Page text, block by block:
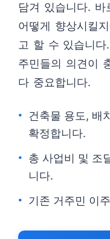
담겨 있습니다.
어떻게 향상시킬
고 할 수 있습니
주민들의 의견이
다 중요합니다.
건축물 용도, 배
확정합니다.
총 사업비 및 조
니다.
기존 거주민 이